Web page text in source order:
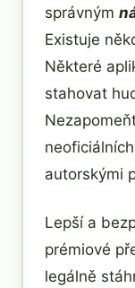
správným
Existuje
Některé
stahovat
autorskými
Lepší a
prémiové
legálně